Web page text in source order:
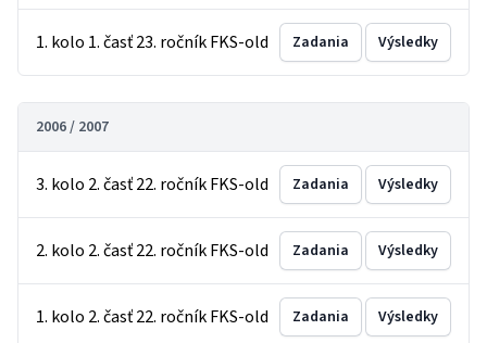
1. kolo 1. časť 23. ročník FKS-old Zadania Výsledky
2006 / 2007
3. kolo 2. časť 22. ročník FKS-old Zadania Výsledky
2. kolo 2. časť 22. ročník FKS-old Zadania Výsledky
1. kolo 2. časť 22. ročník FKS-old Zadania Výsledky